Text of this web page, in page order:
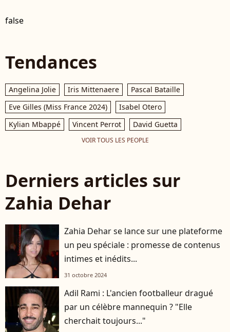
false
Tendances
Angelina Jolie Iris Mittenaere
Pascal Bataille
Eve Gilles (Miss France 2024)
Isabel Otero
Kylian Mbappé
Vincent Perrot David Guetta
VOIR TOUS LES PEOPLE
Derniers articles sur
Zahia Dehar
Zahia Dehar se lance sur une plateforme
un peu spéciale : promesse de contenus
intimes et inédits...
31 octobre 2024
Adil Rami : L'ancien footballeur dragué
par un célèbre mannequin ? "Elle
cherchait toujours..."